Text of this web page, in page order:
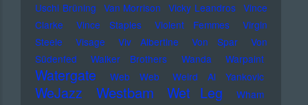
Uschi Brüning Van Morrison Vicky Leandros Vince
Clarke
Vince Staples Violent Femmes
Virgin
Steele
Visage Viv Albertine Von Spar
Von
Südenfed
Walker Brothers Wanda Warpaint
Watergate Web Web Weird Al Yankovic
WeJazz Westbam Wet Leg
Wham